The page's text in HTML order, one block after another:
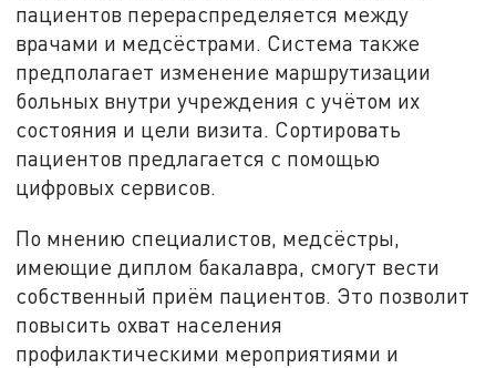
пациентов перераспределяется между
врачами и медсёстрами. Система также
предполагает изменение маршрутизации
больных внутри учреждения с учётом их
состояния и цели визита. Сортировать
пациентов предлагается с помощью
цифровых сервисов.
По мнению специалистов, медсёстры,
имеющие диплом бакалавра, смогут вести
собственный приём пациентов. Это позволит
повысить охват населения
профилактическими мероприятиями и